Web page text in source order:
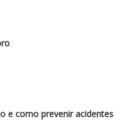
e como prevenir acidentes